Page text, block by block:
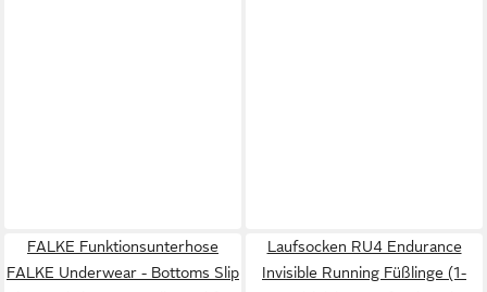
FALKE Funktionsunterhose
FALKE Underwear - Bottoms Slip
Laufsocken RU4 Endurance
Invisible Running Füßlinge (1-